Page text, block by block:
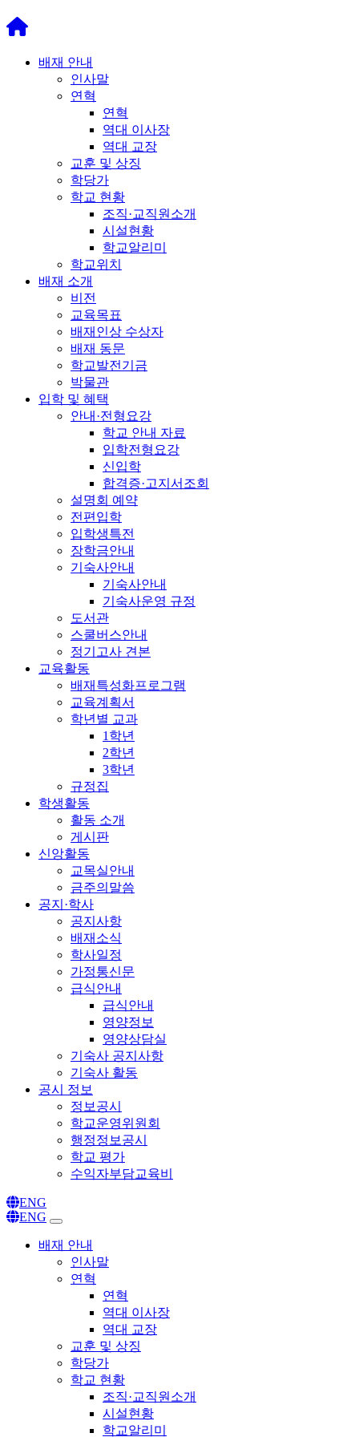
배재 안내
인사말
연혁
연혁
역대 이사장
역대 교장
교훈 및 상징
학당가
학교 현황
조직·교직원소개
시설현황
학교알리미
학교위치
배재 소개
비전
교육목표
배재인상 수상자
배재 동문
학교발전기금
박물관
입학 및 혜택
안내·전형요강
학교 안내 자료
입학전형요강
신입학
합격증·고지서조회
설명회 예약
전편입학
입학생특전
장학금안내
기숙사안내
기숙사안내
기숙사운영 규정
도서관
스쿨버스안내
정기고사 견본
교육활동
배재특성화프로그램
교육계획서
학년별 교과
1학년
2학년
3학년
규정집
학생활동
활동 소개
게시판
신앙활동
교목실안내
금주의말씀
공지·학사
공지사항
배재소식
학사일정
가정통신문
급식안내
급식안내
영양정보
영양상담실
기숙사 공지사항
기숙사 활동
공시 정보
정보공시
학교운영위원회
행정정보공시
학교 평가
수익자부담교육비
ENG
ENG
배재 안내
인사말
연혁
연혁
역대 이사장
역대 교장
교훈 및 상징
학당가
학교 현황
조직·교직원소개
시설현황
학교알리미